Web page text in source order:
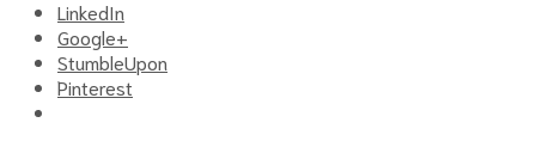
LinkedIn
Google+
StumbleUpon
Pinterest